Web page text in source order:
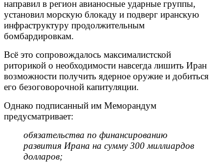
направил в регион авианосные ударные группы,
установил морскую блокаду и подверг иранскую
инфраструктуру продолжительным
бомбардировкам.
Всё это сопровождалось максималистской
риторикой о необходимости навсегда лишить Иран
возможности получить ядерное оружие и добиться
его безоговорочной капитуляции.
Однако подписанный им Меморандум
предусматривает:
обязательства по финансированию
развития Ирана на сумму 300 миллиардов
долларов;